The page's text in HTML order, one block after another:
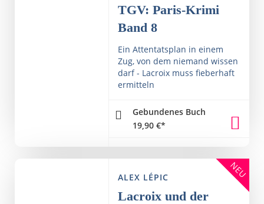
TGV: Paris-Krimi
Band 8
Ein Attentatsplan in einem
Zug, von dem niemand wissen
darf - Lacroix muss fieberhaft
ermitteln
Gebundenes Buch
19,90 €*
ALEX LÉPIC
Lacroix und der
NEU